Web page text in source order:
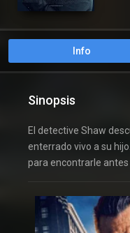
Info
Sinopsis
El detective Shaw
enterrado vivo a su
para encontrarle